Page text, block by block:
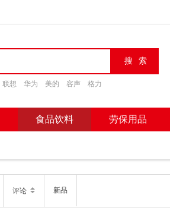
联想 华为 美的 容声 格力
食品饮料 劳保用品
评论 新品